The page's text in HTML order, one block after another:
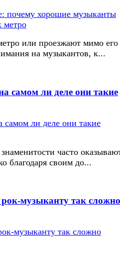
или проезжают мимо его
на музыкантов, к...
самом ли деле они такие
часто
благодаря своим до...
музыканту так сложно